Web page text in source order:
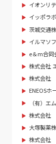
イオンリ
イッポラ
茨城交通
イルマソ
e＆m合同
株式会社
株式会社
ENEOSホ
（有）エ
株式会社
大塚製薬
株式会社